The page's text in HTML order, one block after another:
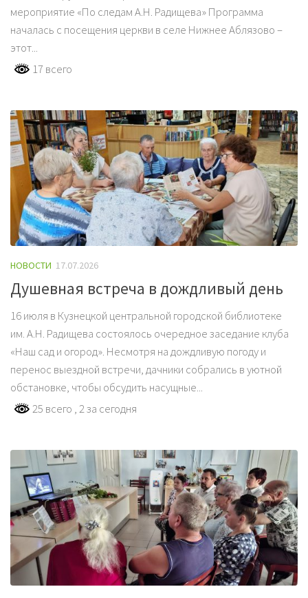
мероприятие «По следам А.Н. Радищева» Программа
началась с посещения церкви в селе Нижнее Аблязово –
этот...
17 всего
НОВОСТИ 17.07.2026
Душевная встреча в дождливый день
16 июля в Кузнецкой центральной городской библиотеке
им. А.Н. Радищева состоялось очередное заседание клуба
«Наш сад и огород». Несмотря на дождливую погоду и
перенос выездной встречи, дачники собрались в уютной
обстановке, чтобы обсудить насущные...
25 всего , 2 за сегодня